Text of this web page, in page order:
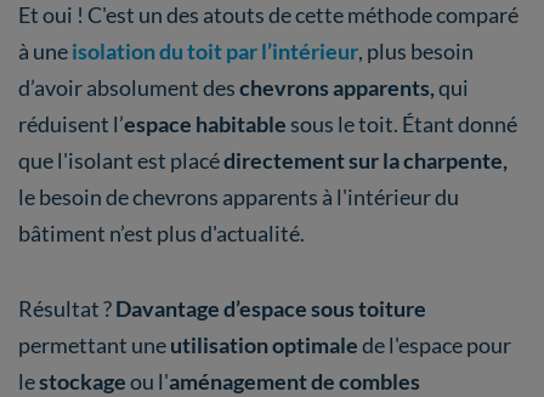
Et oui ! C'est un des atouts de cette méthode comparé
à uneisolation du toit par l’intérieur, plus besoin
d’avoir absolument deschevrons apparents,qui
réduisent l’espace habitable sous le toit. Étant donné
que l'isolant est placédirectement sur la charpente,
le besoin de chevrons apparents à l'intérieur du
bâtiment n’est plus d'actualité.
Résultat ?Davantage d’espace sous toiture
permettant uneutilisation optimalede l'espace pour
lestockageou l'aménagement de combles